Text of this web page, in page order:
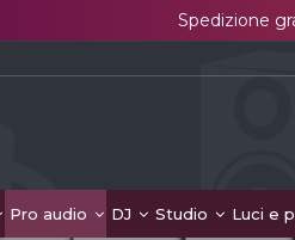
Spedizione
Pro audio DJ Studio Luci e